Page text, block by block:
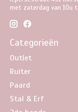
met zaterdag van 10u
Categorieën
Outlet
Ruiter
Paard
Stal & Erf